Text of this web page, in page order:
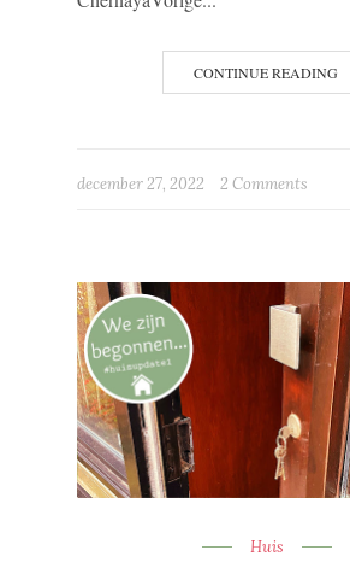
CONTINUE READING
december 27, 2022 2 Comments
Huis